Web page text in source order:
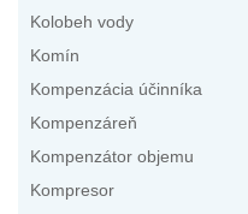
Kolobeh vody
Komín
Kompenzácia účinníka
Kompenzáreň
Kompenzátor objemu
Kompresor